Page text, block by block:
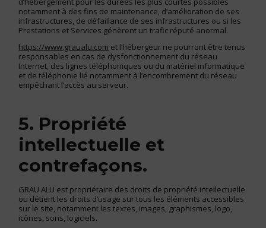
notamment à des fins de maintenance, d’amélioration de ses
infrastructures, de défaillance de ses infrastructures ou si les
Prestations et Services génèrent un trafic réputé anormal.
https://www.graualu.com et l’hébergeur ne pourront être tenus
responsables en cas de dysfonctionnement du réseau
Internet, des lignes téléphoniques ou du matériel informatique
et de téléphonie lié notamment à l’encombrement du réseau
empêchant l’accès au serveur.
5. Propriété
intellectuelle et
contrefaçons.
GRAU ALU est propriétaire des droits de propriété intellectuelle
ou détient les droits d’usage sur tous les éléments accessibles
sur le site, notamment les textes, images, graphismes, logo,
icônes, sons, logiciels.